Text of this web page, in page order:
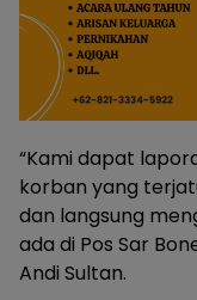
“Kami dapat
korban yang
dan langsung
ada di Pos Sar
Andi Sultan.